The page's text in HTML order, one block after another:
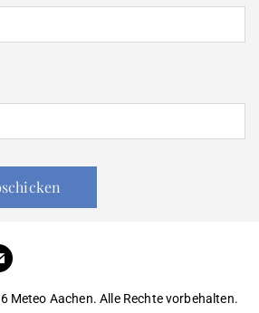
Meteo Aachen. Alle Rechte vorbehalten.